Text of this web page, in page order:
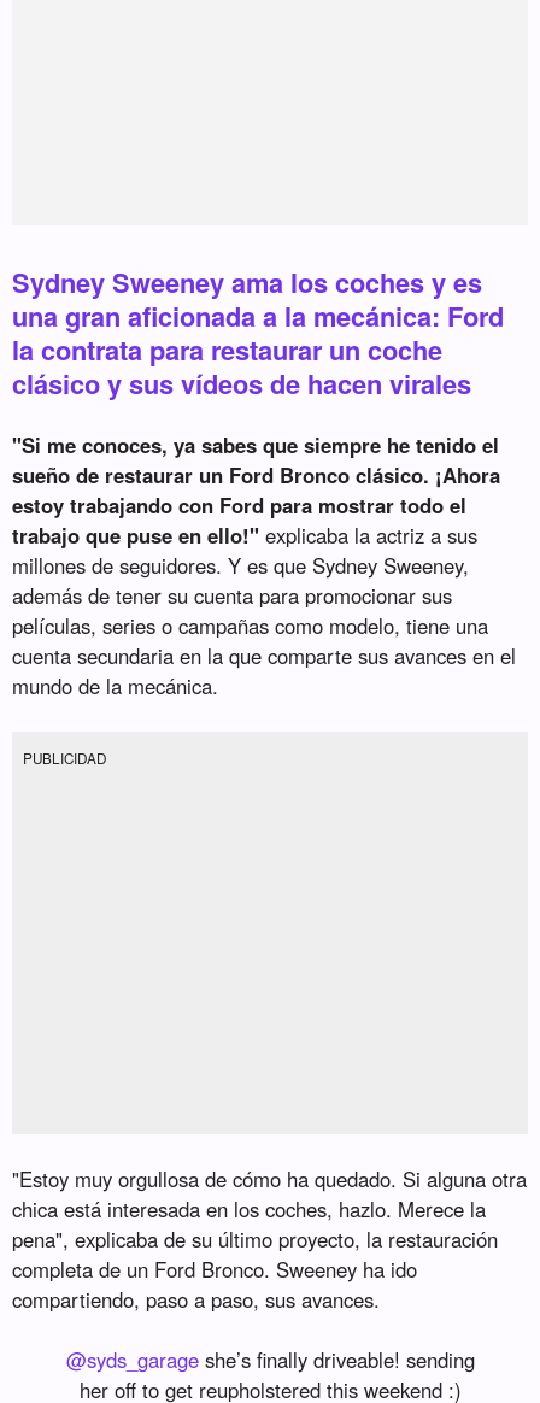
Sydney Sweeney ama los coches y es
una gran aficionada a la mecánica: Ford
la contrata para restaurar un coche
clásico y sus vídeos de hacen virales
"Si me conoces, ya sabes que siempre he tenido el
sueño de restaurar un Ford Bronco clásico. ¡Ahora
estoy trabajando con Ford para mostrar todo el
trabajo que puse en ello!" explicaba la actriz a sus
millones de seguidores. Y es que Sydney Sweeney,
además de tener su cuenta para promocionar sus
películas, series o campañas como modelo, tiene una
cuenta secundaria en la que comparte sus avances en el
mundo de la mecánica.
PUBLICIDAD
"Estoy muy orgullosa de cómo ha quedado. Si alguna otra
chica está interesada en los coches, hazlo. Merece la
pena", explicaba de su último proyecto, la restauración
completa de un Ford Bronco. Sweeney ha ido
compartiendo, paso a paso, sus avances.
@syds_garageshe’s finally driveable! sending
her off to get reupholstered this weekend :)